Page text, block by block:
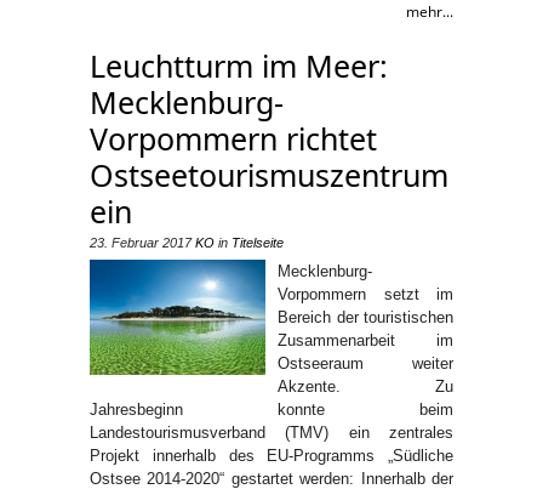
mehr...
Leuchtturm im Meer:
Mecklenburg-
Vorpommern richtet
Ostseetourismuszentrum
ein
23. Februar 2017 KO in Titelseite
Mecklenburg-
Vorpommern setzt im
Bereich der touristischen
Zusammenarbeit im
Ostseeraum weiter
Akzente. Zu
Jahresbeginn konnte beim
Landestourismusverband (TMV) ein zentrales
Projekt innerhalb des EU-Programms „Südliche
Ostsee 2014-2020“ gestartet werden: Innerhalb der